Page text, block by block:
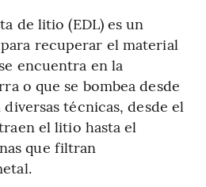
de litio (EDL) es un
recuperar el material
encuentra en la
o que se bombea desde
técnicas, desde el
el litio hasta el
que filtran